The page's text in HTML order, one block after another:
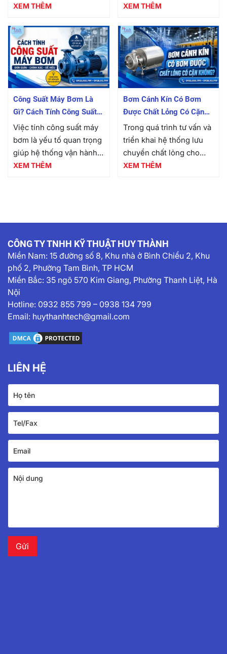
định lượng hóa chất luôn
số được các kỹ sư và nhà
quản lý...
XEM THÊM
chảy đòi hỏi những thiết
chính xác và có độ bền
cơ học cao....
XEM THÊM
Công Suất Máy Bơm Là
Gì? Cách Tính Công Suất
Máy Bơm Nước
Việc tính công suất máy
bơm là yếu tố quan trọng
giúp hệ thống vận hành
ổn định, tiết kiệm điện
XEM THÊM
Bơm Cánh Kín Có Bơm
Được Chất Lỏng Có Cặn
Không?
Trong quá trình tư vấn và
triển khai hệ thống lưu
chuyển chất lỏng cho
hàng trăm nhà máy sản
XEM THÊM
CÔNG TY TNHH KỸ THUẬT HUY THÀNH
Miền Nam: 15 đường số 8, Khu nhà ở Bình Chiểu 2, Khu
phố 2, Phường Tam Bình, TP HCM
Miền Bắc: 35 ngõ 570 Kim Giang, Phường Thanh Liệt, Hà
Nội
Hotline: 0932 855 799 – 0938 134 799
Email: huythanhtech@gmail.com
LIÊN HỆ